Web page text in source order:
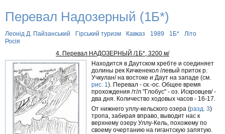
Перевал Надозерный (1Б*)
Леонід Д. Пайзанський Гірський туризм Кавказ 1989 1Б*
Літо
Росія
4. Перевал НАДОЗЕРНЫЙ /1Б*, 3200 м/
Находится в Даутском хребте и соединяет
долины рек Кичкенекол /левый приток р.
Учкулан/ на востоке и Даут на западе (см.
рис. 1). Перевал - ск.-ос. Общее время
прохождения /т/л "Глобус" - оз. Искровцев/ -
два дня. Количество ходовых часов - 16-17.
От нижнего уллу-кельского озера (разд. 3)
тропа, забирая вправо, выводит нас к
верхнему озеру Уллу-Кель, похожему по
своему очертанию на гигантскую запятую.